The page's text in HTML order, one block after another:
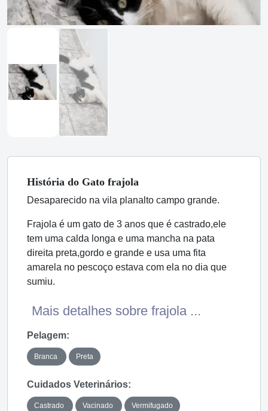
História do Gato frajola
Desaparecido na vila planalto campo grande.
Frajola é um gato de 3 anos que é castrado,ele
tem uma calda longa e uma mancha na pata
direita preta,gordo e grande e usa uma fita
amarela no pescoço estava com ela no dia que
sumiu.
Mais detalhes sobre frajola ...
Pelagem:
Branca Preta
Cuidados Veterinários:
Castrado Vacinado Vermifugado